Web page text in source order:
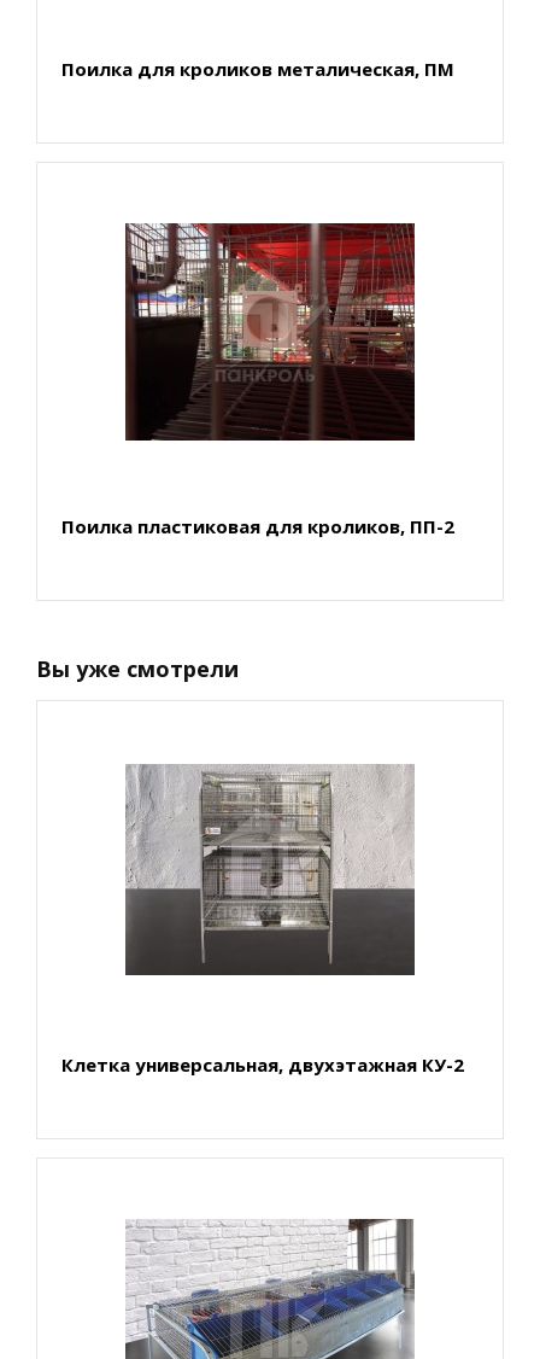
Поилка для кроликов металическая, ПМ
Поилка пластиковая для кроликов, ПП-2
Вы уже смотрели
Клетка универсальная, двухэтажная КУ-2